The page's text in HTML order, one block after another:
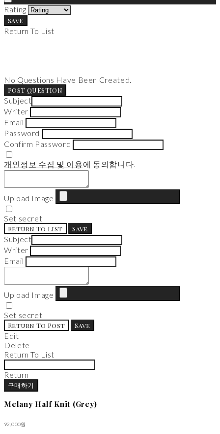
Rating
SAVE
Return To List
No Questions Have Been Created.
POST QUESTION
Subject
Writer
Email
Password
Confirm Password
개인정보 수집 및 이용에 동의합니다.
Upload Image
Set secret
Return To List Save
Subject
Writer
Email
Upload Image
Set secret
Return To Post Save
Edit
Delete
Return To List
Return
구매하기
Melany Half Knit (Grey)
92,000원